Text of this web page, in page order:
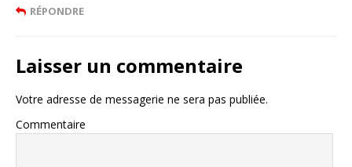
RÉPONDRE
Laisser un commentaire
Votre adresse de messagerie ne sera pas publiée.
Commentaire